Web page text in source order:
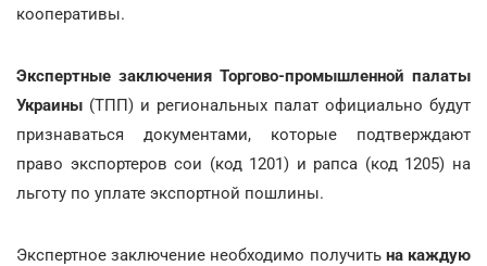
кооперативы.
Экспертные заключения Торгово-промышленной палаты
Украины (ТПП) и региональных палат официально будут
признаваться документами, которые подтверждают
право экспортеров сои (код 1201) и рапса (код 1205) на
льготу по уплате экспортной пошлины.
Экспертное заключение необходимо получить на каждую